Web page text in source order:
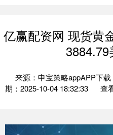
亿赢配资网 现货黄
3884.79
来源：申宝策略appAPP下载
期：2025-10-04 18:32:33
查